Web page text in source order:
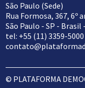
São Paulo (Sede)
Rua Formosa, 367, 6º
São Paulo - SP - Brasil
tel: +55 (11) 3359-5000
© PLATAFORMA